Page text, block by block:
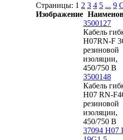
Страницы: 1 2 3 4 5 ... 9
Изображение
3500127
Кабель
H07RN-F
резиновой
изоляции,
450/750 В
3500148
Кабель
H07 RN-
резиновой
изоляции,
450/750 В
37094 H07